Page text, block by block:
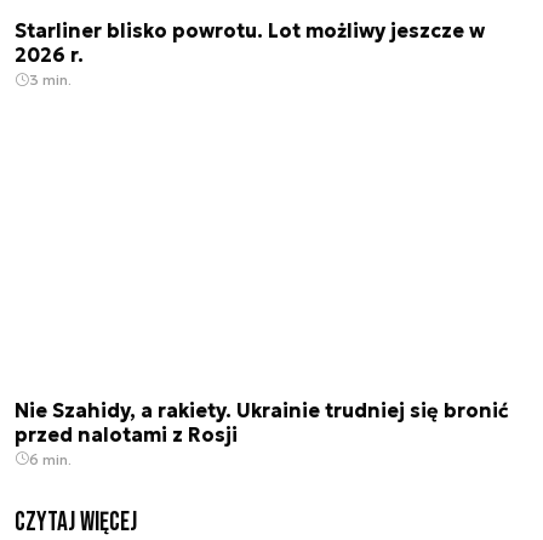
Starliner blisko powrotu. Lot możliwy jeszcze w
2026 r.
3 min.
Nie Szahidy, a rakiety. Ukrainie trudniej się bronić
przed nalotami z Rosji
6 min.
czytaj więcej